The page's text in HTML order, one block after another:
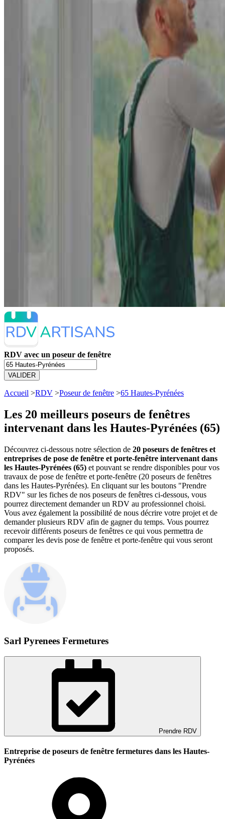
RDV avec un poseur de fenêtre
VALIDER
Accueil >RDV >Poseur de fenêtre >65 Hautes-Pyrénées
Les 20 meilleurs poseurs de fenêtres
intervenant dans les Hautes-Pyrénées (65)
Découvrez ci-dessous notre sélection de 20 poseurs de fenêtres et
entreprises de pose de fenêtre et porte-fenêtre intervenant dans
les Hautes-Pyrénées (65) et pouvant se rendre disponibles pour vos
travaux de pose de fenêtre et porte-fenêtre (20 poseurs de fenêtres
dans les Hautes-Pyrénées). En cliquant sur les boutons "Prendre
RDV" sur les fiches de nos poseurs de fenêtres ci-dessous, vous
pourrez directement demander un RDV au professionnel choisi.
Vous avez également la possibilité de nous décrire votre projet et de
demander plusieurs RDV afin de gagner du temps. Vous pourrez
recevoir différents poseurs de fenêtres ce qui vous permettra de
comparer les devis pose de fenêtre et porte-fenêtre qui vous seront
proposés.
Sarl Pyrenees Fermetures
Prendre RDV
Entreprise de poseurs de fenêtre fermetures dans les Hautes-
Pyrénées